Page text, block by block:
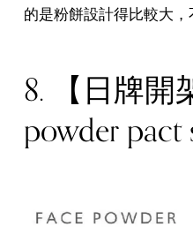
的是粉餅設計得比較大
8. 【日牌開
powder pact